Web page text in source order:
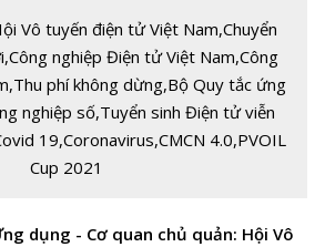
Vô tuyến điện tử Việt Nam,Chuyển
,Công nghiệp Điện tử Việt Nam,Công
,Thu phí không dừng,Bộ Quy tắc ứng
nghiệp số,Tuyển sinh Điện tử viễn
19,Coronavirus,CMCN 4.0,PVOIL
Cup 2021
dụng - Cơ quan chủ quản: Hội Vô